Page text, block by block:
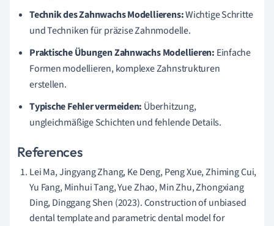
Technik des Zahnwachs Modellierens:Wichtige Schritte
und Techniken für präzise Zahnmodelle.
Praktische Übungen Zahnwachs Modellieren: Einfache
Formen modellieren, komplexe Zahnstrukturen
erstellen.
Typische Fehler vermeiden: Überhitzung,
ungleichmäßige Schichten und fehlende Details.
References
Lei Ma, Jingyang Zhang, Ke Deng, Peng Xue, Zhiming Cui,
Yu Fang, Minhui Tang, Yue Zhao, Min Zhu, Zhongxiang
Ding, Dinggang Shen (2023). Construction of unbiased
dental template and parametric dental model for